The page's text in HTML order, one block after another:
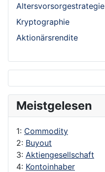
Altersvorsorgestrategie
Kryptographie
Aktionärsrendite
Meistgelesen
1: Commodity
2: Buyout
3: Aktiengesellschaft
4: Kontoinhaber